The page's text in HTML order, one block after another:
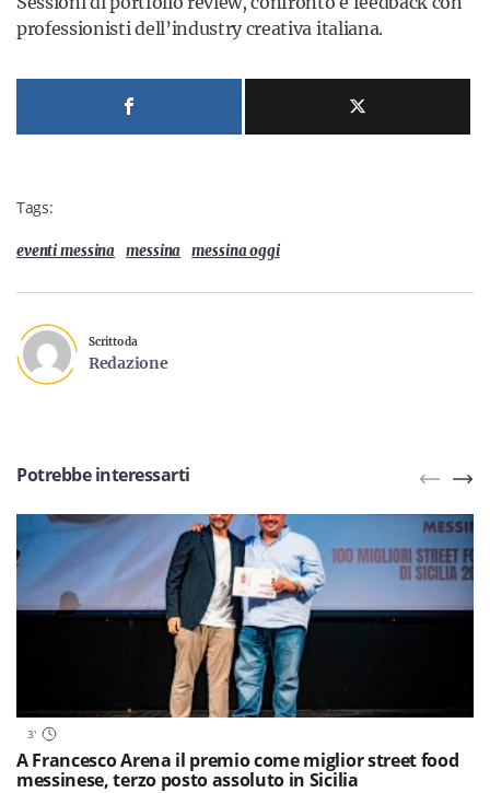
professionisti dell’industry creativa italiana.
Tags:
eventi messina messina messina oggi
Scritto da
Redazione
Potrebbe interessarti
3'
A Francesco Arena il premio come miglior street food
messinese, terzo posto assoluto in Sicilia